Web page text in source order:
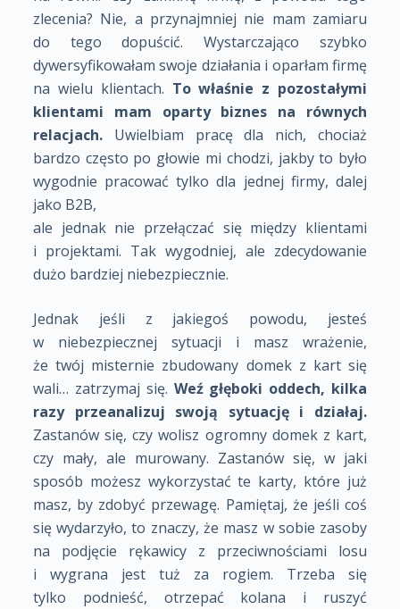
zlecenia? Nie, a przynajmniej nie mam zamiaru
do tego dopuścić. Wystarczająco szybko
dywersyfikowałam swoje działania i oparłam firmę
na wielu klientach. To właśnie z pozostałymi
klientami mam oparty biznes na równych
relacjach.Uwielbiam pracę dla nich, chociaż
bardzo często po głowie mi chodzi, jakby to było
wygodnie pracować tylko dla jednej firmy, dalej
jako B2B,
ale jednak nie przełączać się między klientami
i projektami. Tak wygodniej, ale zdecydowanie
dużo bardziej niebezpiecznie.
Jednak jeśli z jakiegoś powodu, jesteś
w niebezpiecznej sytuacji i masz wrażenie,
że twój misternie zbudowany domek z kart się
wali… zatrzymaj się. Weź głęboki oddech, kilka
razy przeanalizuj swoją sytuację i działaj.
Zastanów się, czy wolisz ogromny domek z kart,
czy mały, ale murowany. Zastanów się, w jaki
sposób możesz wykorzystać te karty, które już
masz, by zdobyć przewagę. Pamiętaj, że jeśli coś
się wydarzyło, to znaczy, że masz w sobie zasoby
na podjęcie rękawicy z przeciwnościami losu
i wygrana jest tuż za rogiem. Trzeba się
tylko podnieść, otrzepać kolana i ruszyć